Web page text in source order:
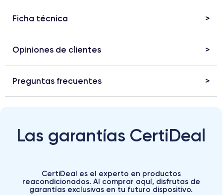
Ficha técnica
Opiniones de clientes
Preguntas frecuentes
Las garantías CertiDeal
CertiDeal es el experto en productos
reacondicionados. Al comprar aquí, disfrutas de
garantías exclusivas en tu futuro dispositivo.